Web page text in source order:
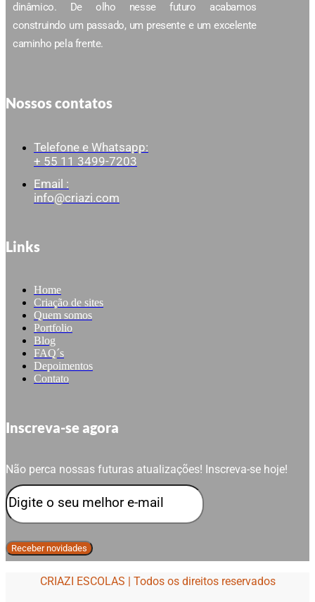
dinâmico. De olho nesse futuro acabamos
construindo um passado, um presente e um excelente
caminho pela frente.
Nossos contatos
Telefone e Whatsapp:
+ 55 11 3499-7203
Email :
info@criazi.com
Links
Home
Criação de sites
Quem somos
Portfolio
Blog
FAQ´s
Depoimentos
Contato
Inscreva-se agora
Não perca nossas futuras atualizações! Inscreva-se hoje!
CRIAZI ESCOLAS | Todos os direitos reservados